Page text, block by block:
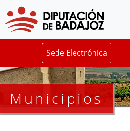
Sede Electrónica
Municipios